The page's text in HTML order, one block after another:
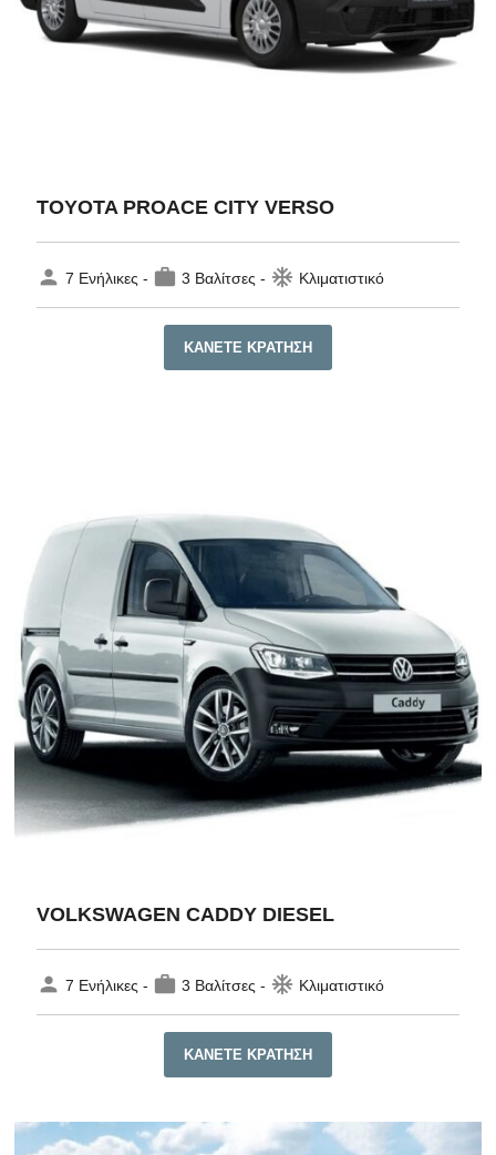
TOYOTA PROACE CITY VERSO
person 7 Ενήλικες - work 3 Βαλίτσες - ac_unit Κλιματιστικό
ΚΆΝΕΤΕ ΚΡΆΤΗΣΗ
VOLKSWAGEN CADDY DIESEL
person 7 Ενήλικες - work 3 Βαλίτσες - ac_unit Κλιματιστικό
ΚΆΝΕΤΕ ΚΡΆΤΗΣΗ